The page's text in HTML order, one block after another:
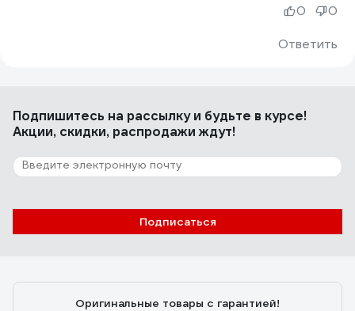
Ответить
0 0
Подпишитесь на рассылкуи будьте в курсе!
Акции, скидки, распродажи ждут!
Подписаться
Оригинальные товары с гарантией!